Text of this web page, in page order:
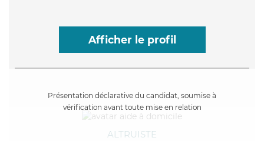
Afficher le profil
Présentation déclarative du candidat, soumise à
vérification avant toute mise en relation
ALTRUISTE